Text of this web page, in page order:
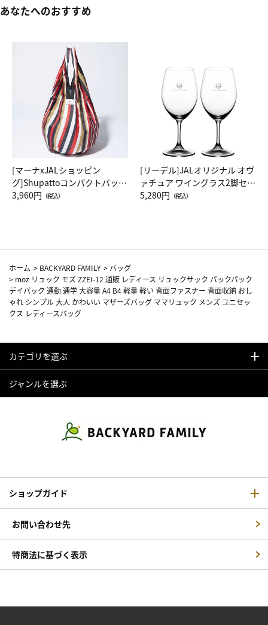
あなたへのおすすめ
[マーナxJALショッピン
グ]Shupattoコンパクトバッグ
Drop JAL客室乗務員（LC）ス
3,960円 （税込）
[リーデル]JALオリジナル オヴ
ァチュア ワイングラス2脚セッ
ト（レッドワイン）
5,280円 （税込）
ホーム > BACKYARD FAMILY > バッグ
> moz リュック モズ ZZEI-12 通販 レディース リュックサック パックパック
デイパック 通勤 通学 大容量 A4 B4 軽量 軽い 背面ファスナー 背面収納 おし
ゃれ シンプル 大人 かわいい マザーズバッグ ママリュック メンズ ユニセッ
クス レディースバッグ
カテゴリを選ぶ
ジャンルを選ぶ
ショップガイド
お問い合わせ先
特商法に基づく表示